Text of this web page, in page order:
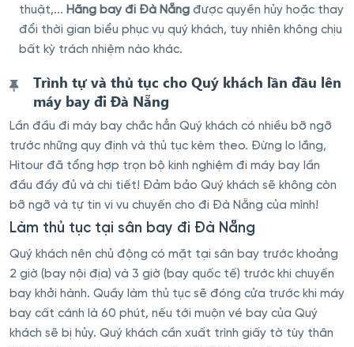
thuật,... Hãng bay đi Đà Nẵng được quyền hủy hoặc thay
đổi thời gian biểu phục vụ quý khách, tuy nhiên không chịu
bất kỳ trách nhiệm nào khác.
Trình tự và thủ tục cho Quý khách lần đầu lên
máy bay đi Đà Nẵng
Lần đầu đi máy bay chắc hẳn Quý khách có nhiều bỡ ngỡ
trước những quy định và thủ tục kèm theo. Đừng lo lắng,
Hitour đã tổng hợp trọn bộ kinh nghiệm đi máy bay lần
đầu đầy đủ và chi tiết! Đảm bảo Quý khách sẽ không còn
bỡ ngỡ và tự tin vi vu chuyến cho đi Đà Nẵng của mình!
Làm thủ tục tại sân bay đi Đà Nẵng
Quý khách nên chủ động có mặt tại sân bay trước khoảng
2 giờ (bay nội địa) và 3 giờ (bay quốc tế) trước khi chuyến
bay khởi hành. Quầy làm thủ tục sẽ đóng cửa trước khi máy
bay cất cánh là 60 phút, nếu tới muộn vé bay của Quý
khách sẽ bị hủy. Quý khách cần xuất trình giấy tờ tùy thân